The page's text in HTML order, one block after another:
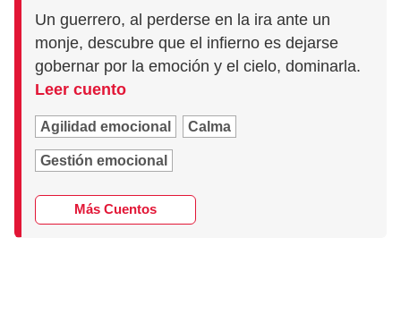
Un guerrero, al perderse en la ira ante un
monje, descubre que el infierno es dejarse
gobernar por la emoción y el cielo, dominarla.
Leer cuento
Agilidad emocional Calma
Gestión emocional
Más Cuentos